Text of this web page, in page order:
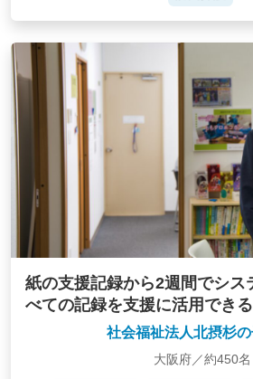
紙の支援記録から2週間でシス
べての記録を支援に活用でき
社会福祉法人北摂杉
大阪府／約450名